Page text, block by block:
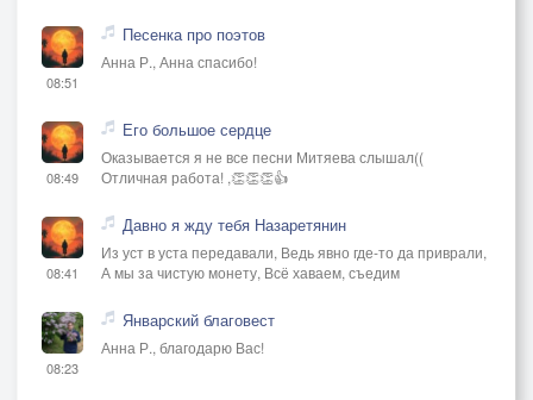
08:51
Песенка про поэтов
Анна Р., Анна спасибо!
08:49
Его большое сердце
Оказывается я не все песни Митяева слышал((
Отличная работа! ,👏👏👏👍
08:41
Давно я жду тебя Назаретянин
Из уст в уста передавали, Ведь явно где-то да приврали,
А мы за чистую монету, Всё хаваем, съедим
08:23
Январский благовест
Анна Р., благодарю Вас!